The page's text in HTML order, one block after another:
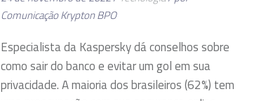
Comunicação Krypton BPO
Especialista da Kaspersky dá conselhos sobre
como sair do banco e evitar um gol em sua
privacidade. A maioria dos brasileiros (62%) tem